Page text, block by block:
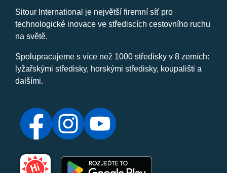
Sitour International je největší firemní síť pro
technologické inovace ve střediscích cestovního ruchu
na světě.
Spolupracujeme s více než 1000 středisky v 8 zemích:
lyžařskými středisky, horskými středisky, koupališti a
dalšími.